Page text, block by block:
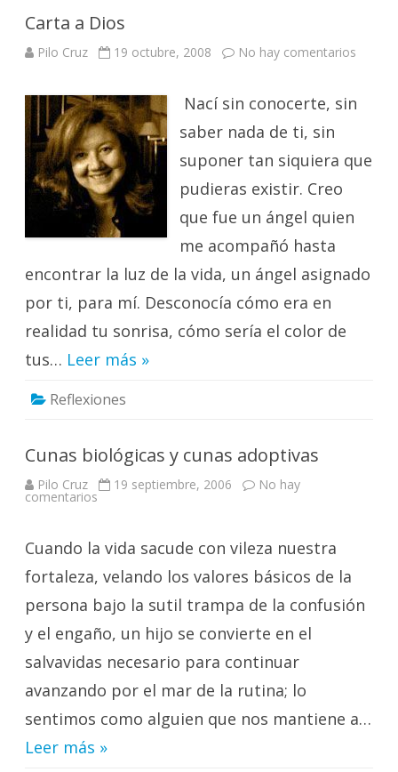
Carta a Dios
Pilo Cruz 19 octubre, 2008 No hay comentarios
Nací sin conocerte, sin
saber nada de ti, sin
suponer tan siquiera que
pudieras existir. Creo
que fue un ángel quien
me acompañó hasta
encontrar la luz de la vida, un ángel asignado
por ti, para mí. Desconocía cómo era en
realidad tu sonrisa, cómo sería el color de
tus… Leer más »
Reflexiones
Cunas biológicas y cunas adoptivas
Pilo Cruz 19 septiembre, 2006 No hay
comentariosen
cunas
adoptivas
Cuando la vida sacude con vileza nuestra
fortaleza, velando los valores básicos de la
persona bajo la sutil trampa de la confusión
y el engaño, un hijo se convierte en el
salvavidas necesario para continuar
avanzando por el mar de la rutina; lo
sentimos como alguien que nos mantiene a…
Leer más »